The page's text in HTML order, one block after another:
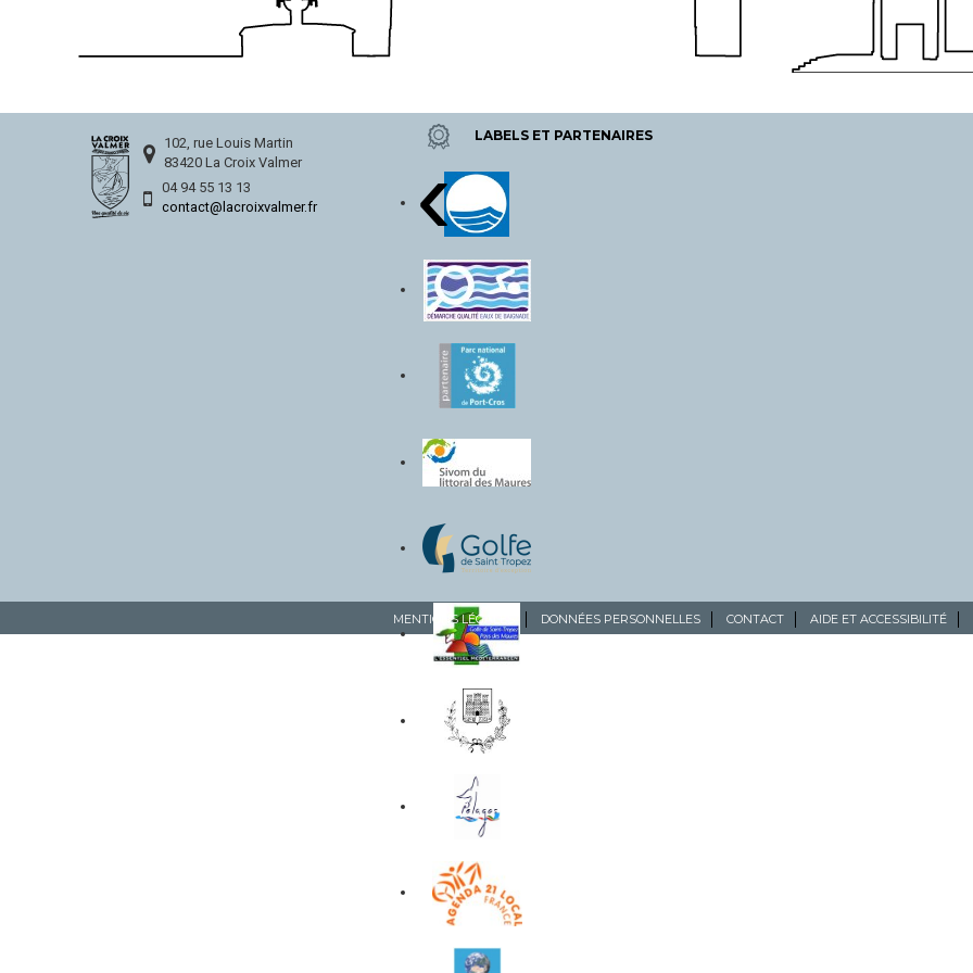
102, rue Louis Martin
83420 La Croix Valmer
04 94 55 13 13
contact@lacroixvalmer.fr
LABELS ET PARTENAIRES
‹
MENTIONS LÉGALES DONNÉES PERSONNELLES CONTACT AIDE ET ACCESSIBILITÉ